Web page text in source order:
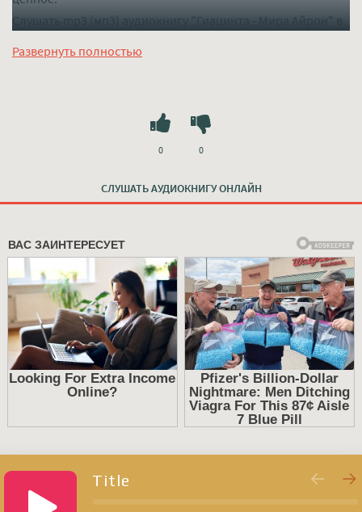
Слушать mp3 (мп3) аудиокнигу "Гиацинта - Мира Айрон" в
Развернуть полностью
СЛУШАТЬ АУДИОКНИГУ ОНЛАЙН
0 0
Title